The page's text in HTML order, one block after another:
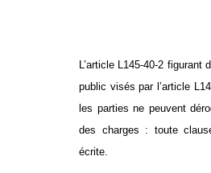
L’article L145-40-2 figurant
public visés par l’article
les parties ne peuvent
des charges : toute
écrite.